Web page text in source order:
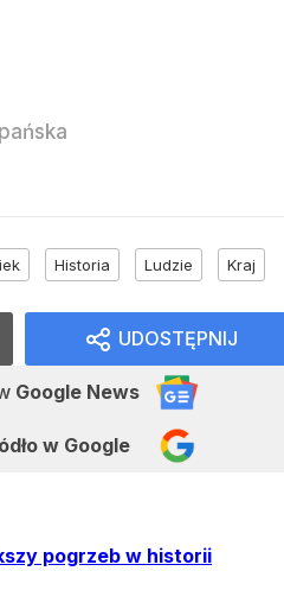
Historia Ludzie Kraj
UDOSTĘPNIJ
Google News
w Google
pogrzeb w historii